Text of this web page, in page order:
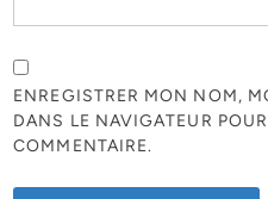
ENREGISTRER MON NOM,
DANS LE NAVIGATEUR
COMMENTAIRE.